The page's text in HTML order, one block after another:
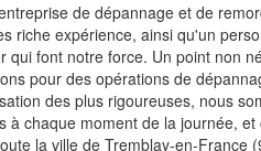
de dépannage et de
riche expérience, ainsi qu'un
qui font notre force. Un point non
pour des opérations de
des plus rigoureuses, nous
à chaque moment de la journée,
la ville de Tremblay-en-France